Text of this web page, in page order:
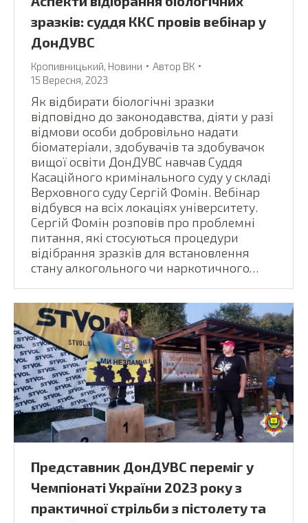
зразків: суддя ККС провів вебінар у
ДонДУВС
Кропивницький Новини Автор ВК
15 Вересня, 2023
Як відбирати біологічні зразки
відповідно до законодавства, діяти у разі
відмови особи добровільно надати
біоматеріали, здобувачів та здобувачок
вищої освіти ДонДУВС навчав Суддя
Касаційного кримінального суду у складі
Верховного суду Сергій Фомін. Вебінар
відбувся на всіх локаціях університету.
Сергій Фомін розповів про проблемні
питання, які стосуються процедури
відібрання зразків для встановлення
стану алкогольного чи наркотичного…
Представник ДонДУВС переміг у
Чемпіонаті України 2023 року з
практичної стрільби з пістолету та